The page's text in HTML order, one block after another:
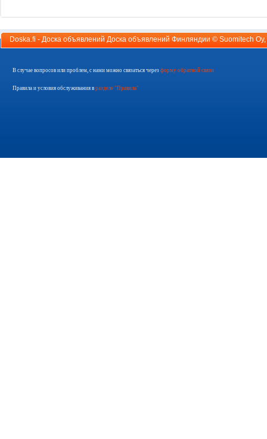
Doska.fi - Доска объявлений Доска объявлений Финляндии © Suomitech Oy
В случае вопросов или проблем, с нами можно связаться через форму обратной связи
Правила и условия обслуживания в разделе "Правила"